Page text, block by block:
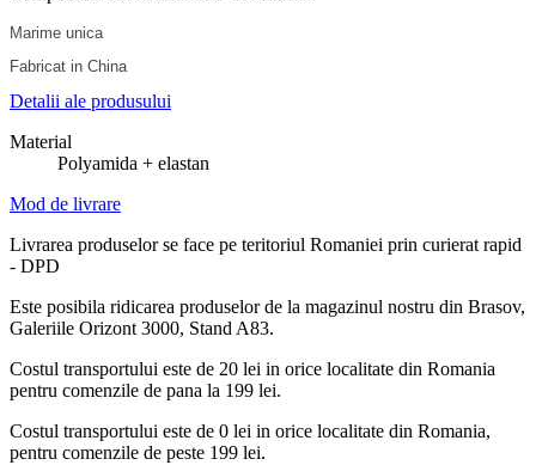
Marime unica
Fabricat in China
Detalii ale produsului
Material
Polyamida + elastan
Mod de livrare
Livrarea produselor se face pe teritoriul Romaniei prin curierat rapid
- DPD
Este posibila ridicarea produselor de la magazinul nostru din Brasov,
Galeriile Orizont 3000, Stand A83.
Costul transportului este de 20 lei in orice localitate din Romania
pentru comenzile de pana la 199 lei.
Costul transportului este de 0 lei in orice localitate din Romania,
pentru comenzile de peste 199 lei.